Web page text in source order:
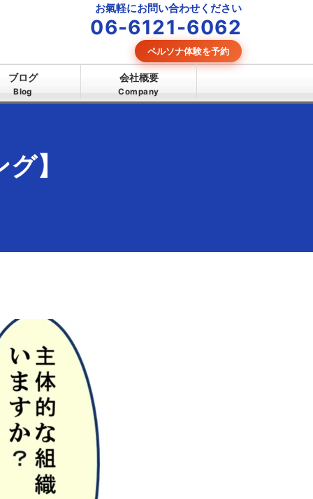
お氣軽にお問い合わせください
06-6121-6062
ペルソナ体験を予約
ブログ
Blog
会社概要
Company
】